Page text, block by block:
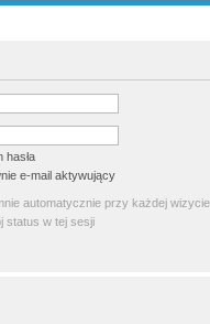
hasła
e-mail aktywujący
automatycznie przy każdej wizycie
status w tej sesji